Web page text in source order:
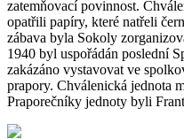
zatemňovací povinnost.
opatřili papíry, které natřeli
zábava byla Sokoly
1940 byl uspořádán poslední
zakázáno vystavovat ve
prapory. Chválenická jednota
Praporečníky jednoty byli